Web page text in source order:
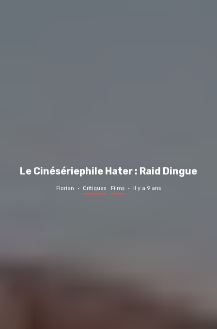
Le Cinésériephile Hater : Raid Dingue
Florian · Critiques Films · il y a 9 ans